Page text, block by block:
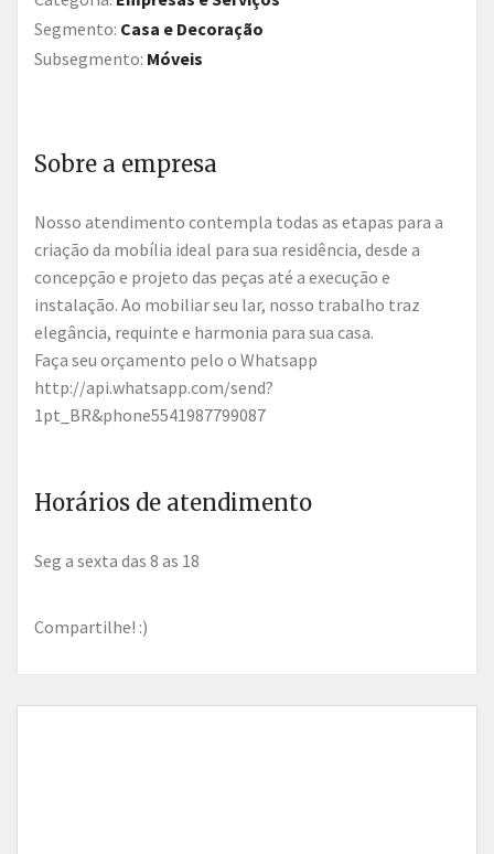
Segmento: Casa e Decoração
Subsegmento: Móveis
Sobre a empresa
Nosso atendimento contempla todas as etapas para a
criação da mobília ideal para sua residência, desde a
concepção e projeto das peças até a execução e
instalação. Ao mobiliar seu lar, nosso trabalho traz
elegância, requinte e harmonia para sua casa.
Faça seu orçamento pelo o Whatsapp
http://api.whatsapp.com/send?
1pt_BR&phone5541987799087
Horários de atendimento
seg a sexta das 8 as 18
Compartilhe! :)